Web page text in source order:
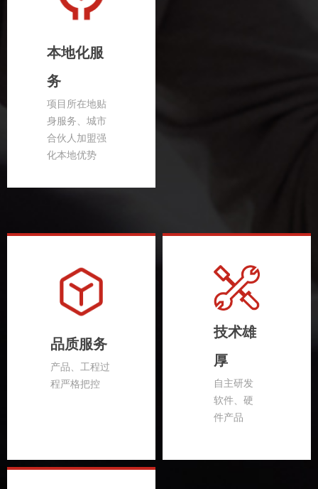
本地化服
务
项目所在地贴
身服务、城市
合伙人加盟强
化本地优势
品质服务
产品、工程过
程严格把控
技术雄
厚
自主研发
软件、硬
件产品